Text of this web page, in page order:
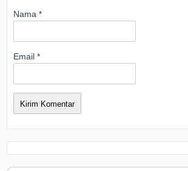
Nama*
Email*